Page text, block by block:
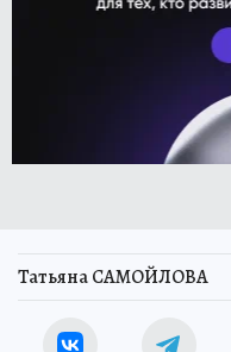
Татьяна САМОЙЛОВА